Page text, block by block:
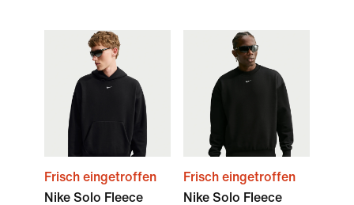
Frisch eingetroffen
Nike Solo Fleece
Frisch eingetroffen
Nike Solo Fleece